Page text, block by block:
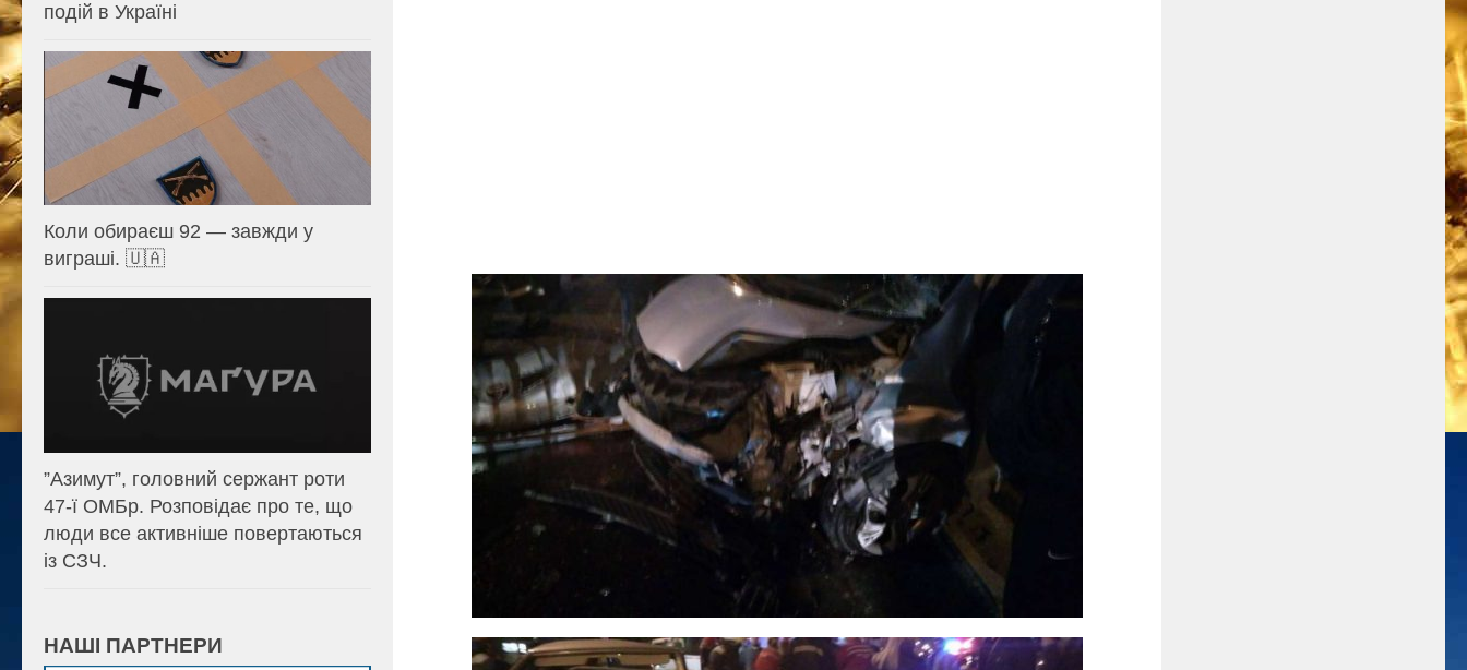
подій в Україні
Коли обираєш 92 — завжди у
виграші. 🇺🇦
⁨”Азимут”, головний сержант роти
47-ї ОМБр. Розповідає про те, що
люди все активніше повертаються
із СЗЧ.
НАШІ ПАРТНЕРИ